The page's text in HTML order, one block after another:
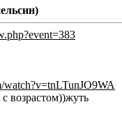
возрастом))жуть